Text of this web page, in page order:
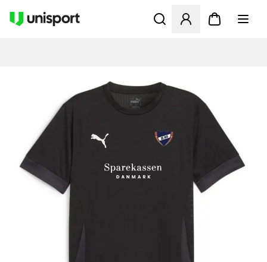
Åbner en Modal til at